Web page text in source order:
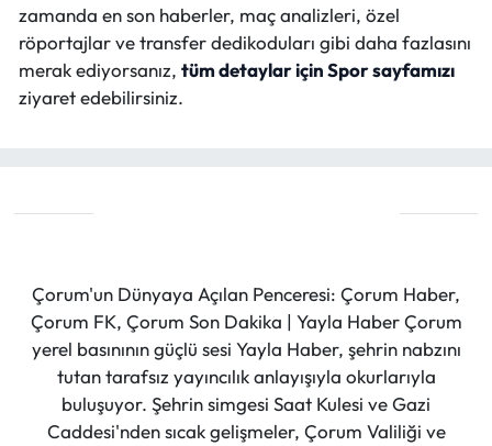
zamanda en son haberler, maç analizleri, özel
röportajlar ve transfer dedikoduları gibi daha fazlasını
merak ediyorsanız, tüm detaylar için Spor sayfamızı
ziyaret edebilirsiniz.
Çorum'un Dünyaya Açılan Penceresi: Çorum Haber,
Çorum FK, Çorum Son Dakika | Yayla Haber Çorum
yerel basınının güçlü sesi Yayla Haber, şehrin nabzını
tutan tarafsız yayıncılık anlayışıyla okurlarıyla
buluşuyor. Şehrin simgesi Saat Kulesi ve Gazi
Caddesi'nden sıcak gelişmeler, Çorum Valiliği ve